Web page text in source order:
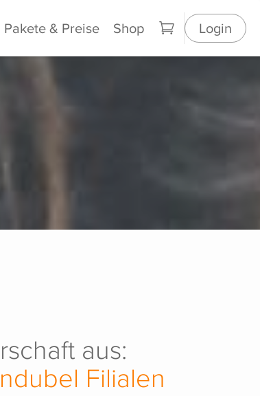
Pakete & Preise Shop Login
aus:
Filialen